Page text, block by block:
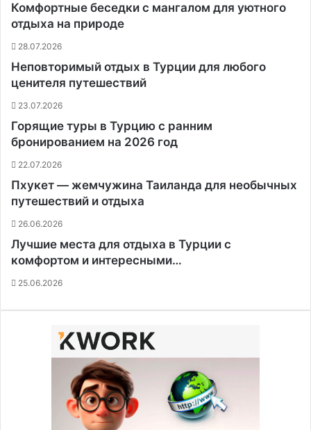
Комфортные беседки с мангалом для уютного
отдыха на природе
28.07.2026
Неповторимый отдых в Турции для любого
ценителя путешествий
23.07.2026
Горящие туры в Турцию с ранним
бронированием на 2026 год
22.07.2026
Пхукет — жемчужина Таиланда для необычных
путешествий и отдыха
26.06.2026
Лучшие места для отдыха в Турции с
комфортом и интересными…
25.06.2026